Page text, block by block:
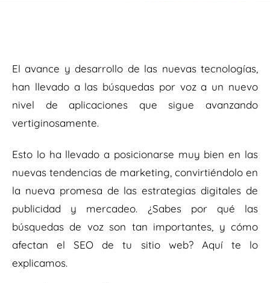
El avance y desarrollo de las nuevas tecnologías,
han llevado a las búsquedas por voz a un nuevo
nivel de aplicaciones que sigue avanzando
vertiginosamente.
Esto lo ha llevado a posicionarse muy bien en las
nuevas tendencias de marketing, convirtiéndolo en
la nueva promesa de las estrategias digitales de
publicidad y mercadeo. ¿Sabes por qué las
búsquedas de voz son tan importantes, y cómo
afectan el SEO de tu sitio web? Aquí te lo
explicamos.